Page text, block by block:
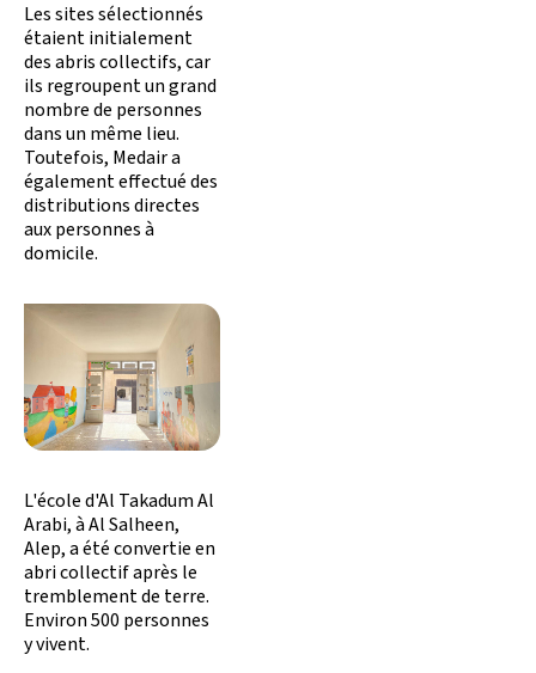
Les sites sélectionnés
étaient initialement
des abris collectifs, car
ils regroupent un grand
nombre de personnes
dans un même lieu.
Toutefois, Medair a
également effectué des
distributions directes
aux personnes à
domicile.
L'école d'Al Takadum Al
Arabi, à Al Salheen,
Alep, a été convertie en
abri collectif après le
tremblement de terre.
Environ 500 personnes
y vivent.